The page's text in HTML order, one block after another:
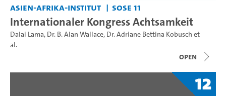
Asien-Afrika-Institut SoSe 11
Internationaler Kongress Achtsamkeit
Dalai Lama, Dr. B. Alan Wallace, Dr. Adriane Bettina Kobusch et
al.
open
12